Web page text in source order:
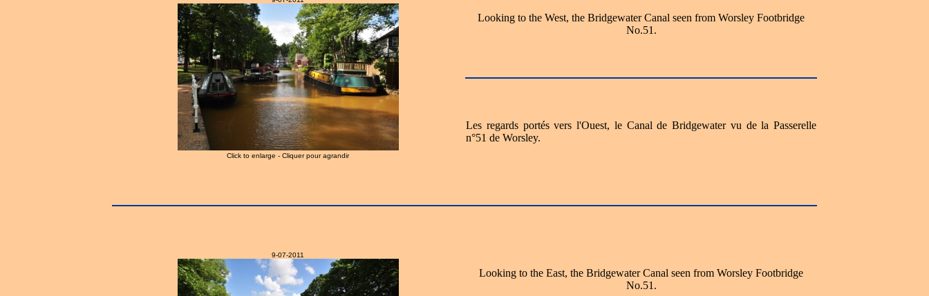
Click to enlarge - Cliquer pour agrandir
Looking to the West, the Bridgewater Canal seen from Worsley Footbridge
No.51.
Les regards portés vers l'Ouest, le Canal de Bridgewater vu de la Passerelle
n°51 de Worsley.
9-07-2011
Looking to the East, the Bridgewater Canal seen from Worsley Footbridge
No.51.